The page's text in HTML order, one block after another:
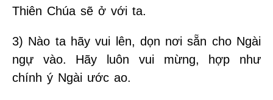
Thiên Chúa sẽ ở với ta.
3) Nào ta hãy vui lên, dọn nơi sẵn cho Ngài
ngự vào. Hãy luôn vui mừng, hợp như
chính ý Ngài ước ao.